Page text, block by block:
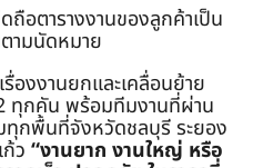
ดถือตารางงานของลูกค้าเป็น
ามนัดหมาย
องงานยกและเคลื่อนย้าย
ทุกคัน พร้อมทีมงานที่ผ่าน
ทุกพื้นที่จังหวัดชลบุรี ระยอง
ว “งานยาก งานใหญ่ หรือ